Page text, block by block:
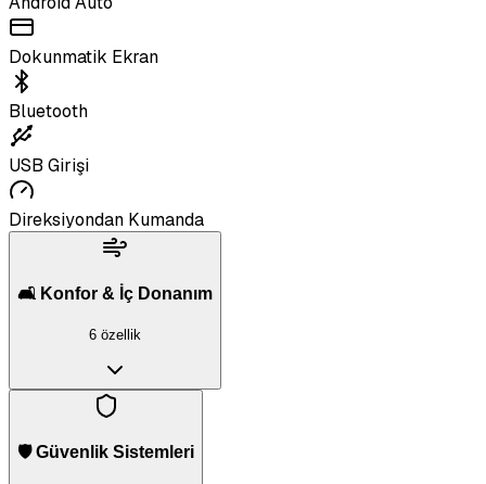
Dokunmatik Ekran
Bluetooth
USB Girişi
Direksiyondan Kumanda
🛋️ Konfor & İç Donanım
6 özellik
🛡️ Güvenlik Sistemleri